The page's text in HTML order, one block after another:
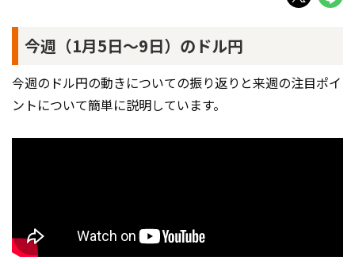
今週（1月5日～9日）のドル円
今週のドル円の動きについての振り返りと来週の注目ポイ
ントについて簡単に説明しています。